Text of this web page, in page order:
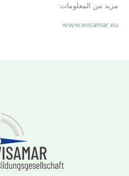
مزيد من المعلومات:
www.wisamar.eu